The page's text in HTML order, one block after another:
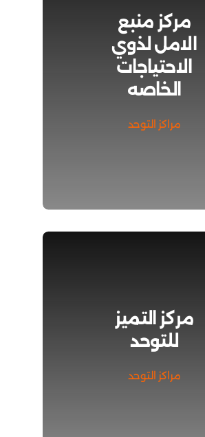
مركز منبع
الامل لذوي
الاحتياجات
الخاصه
مراكز التوحد
مركز التميز
للتوحد
مراكز التوحد